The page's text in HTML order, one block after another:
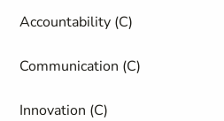
Accountability (C)
Communication (C)
Innovation (C)